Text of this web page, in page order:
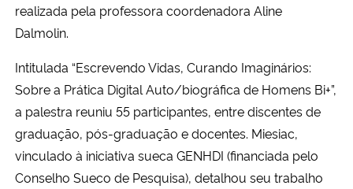
Gabinete de Segurança Institucional
Advocacia-Geral da União
Banco Central do Brasil
Planalto
realizada pela professora coordenadora Aline
Dalmolin.
Intitulada “Escrevendo Vidas, Curando Imaginários:
Sobre a Prática Digital Auto/biográfica de Homens Bi+”,
a palestra reuniu 55 participantes, entre discentes de
graduação, pós-graduação e docentes. Miesiac,
vinculado à iniciativa sueca GENHDI (financiada pelo
Conselho Sueco de Pesquisa), detalhou seu trabalho